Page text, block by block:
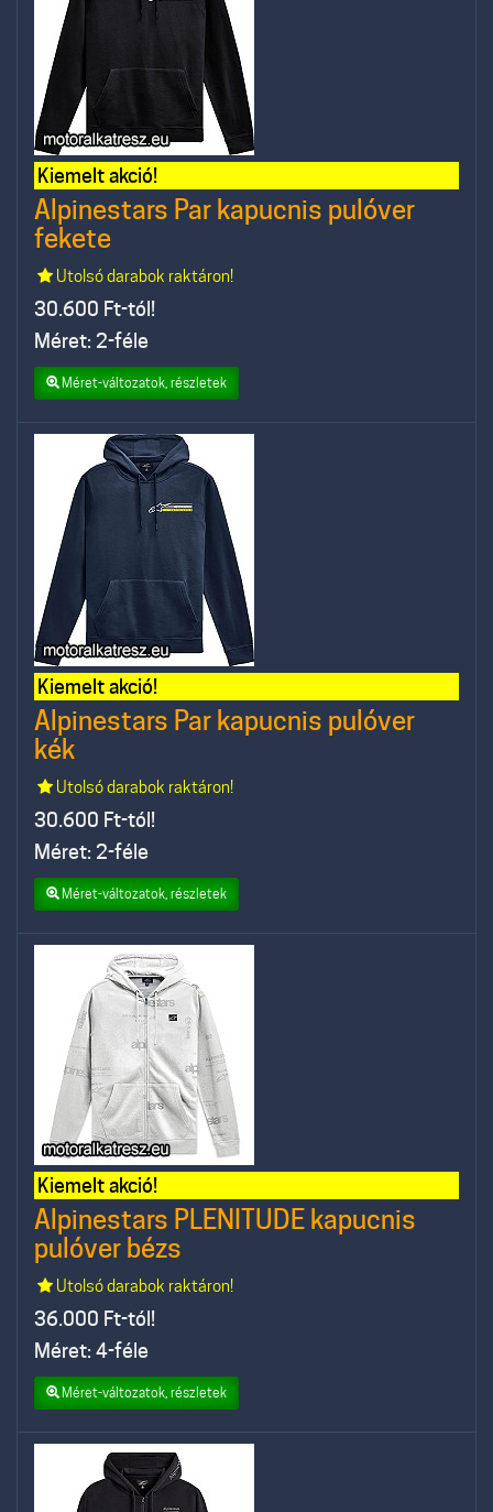
Kiemelt akció!
Alpinestars Par kapucnis pulóver
fekete
Utolsó darabok raktáron!
30.600 Ft-tól!
Méret: 2-féle
Méret-változatok, részletek
Kiemelt akció!
Alpinestars Par kapucnis pulóver
kék
Utolsó darabok raktáron!
30.600 Ft-tól!
Méret: 2-féle
Méret-változatok, részletek
Kiemelt akció!
Alpinestars PLENITUDE kapucnis
pulóver bézs
Utolsó darabok raktáron!
36.000 Ft-tól!
Méret: 4-féle
Méret-változatok, részletek